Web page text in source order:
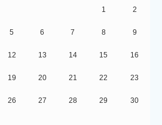
1 2
5 6 7 8 9
12 13 14 15 16
19 20 21 22 23
26 27 28 29 30